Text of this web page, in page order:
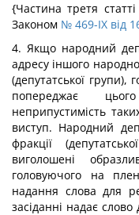
{Частина третя
Законом № 469-IX від
4. Якщо народний
адресу іншого
(депутатської групи),
попереджає
неприпустимість
виступ. Народний
фракції
виголошені
головуючого на
надання слова для
засіданні надає